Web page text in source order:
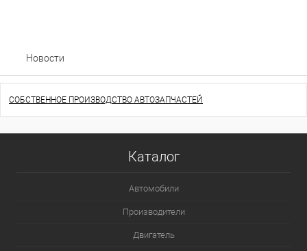
Новости
СОБСТВЕННОЕ ПРОИЗВОДСТВО АВТОЗАПЧАСТЕЙ
Каталог
Автомобили
Производители
Двигатель